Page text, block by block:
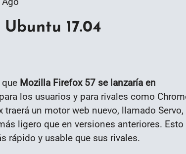
17.04
Mozilla Firefox 57 se lanzaría en
los usuarios y para rivales como
un motor web nuevo, llamado Servo,
ligero que en versiones anteriores. Esto
rápido y usable que sus rivales.